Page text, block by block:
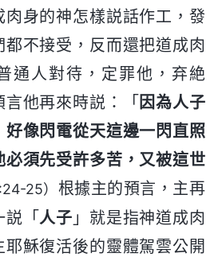
身的神怎樣説話作工，發
不接受，反而還把道成肉
通人對待，定罪他，弃絶
他再來時説：「 因為人子
像閃電從天這邊一閃直照
必須先受許多苦，又被這世
25） 根據主的預言，主再
「 人子 」就是指神道成肉
穌復活後的靈體駕雲公開